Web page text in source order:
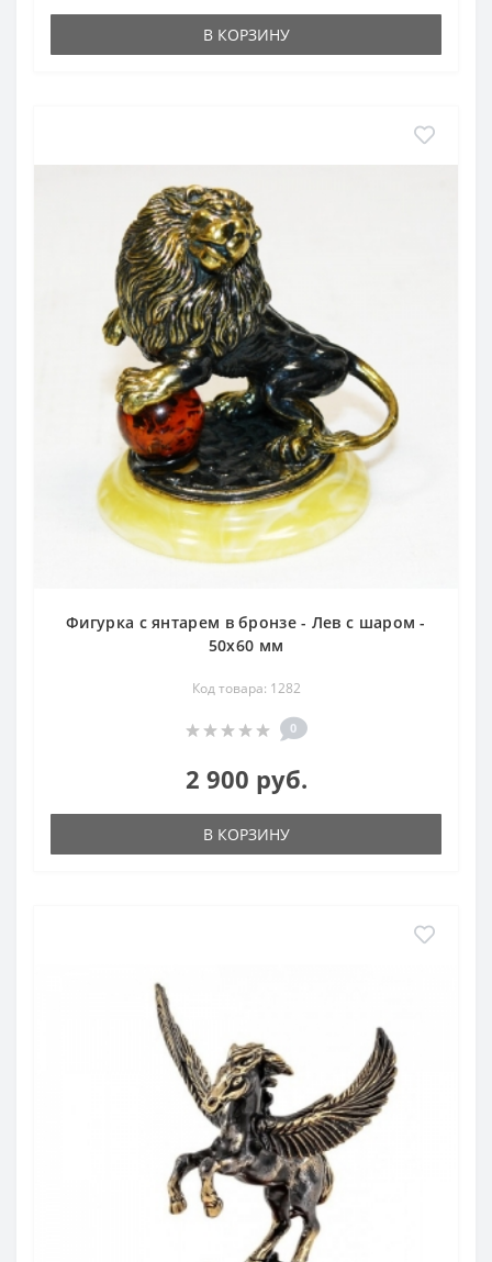
В КОРЗИНУ
Фигурка с янтарем в бронзе - Лев с шаром -
50х60 мм
Код товара: 1282
0
2 900 руб.
В КОРЗИНУ